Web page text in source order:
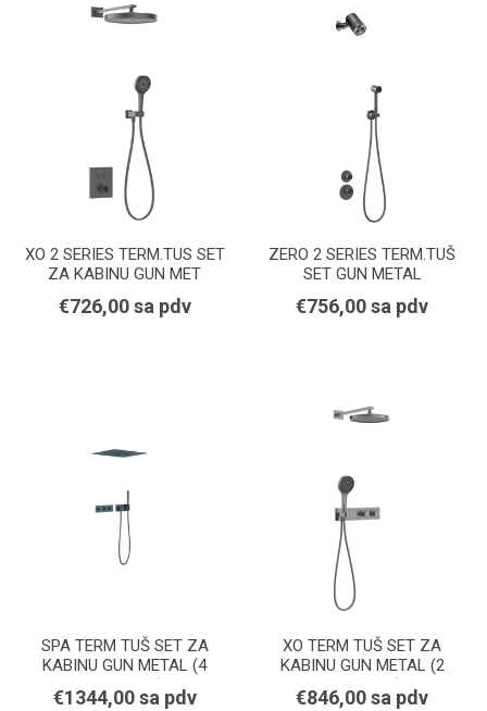
XO 2 SERIES TERM.TUS SET
ZA KABINU GUN MET
€726,00 sa pdv
ZERO 2 SERIES TERM.TUŠ
SET GUN METAL
€756,00 sa pdv
SPA TERM TUŠ SET ZA
KABINU GUN METAL (4
FUNKCIJE)
€1344,00 sa pdv
XO TERM TUŠ SET ZA
KABINU GUN METAL (2
FUNKCIJE)
€846,00 sa pdv